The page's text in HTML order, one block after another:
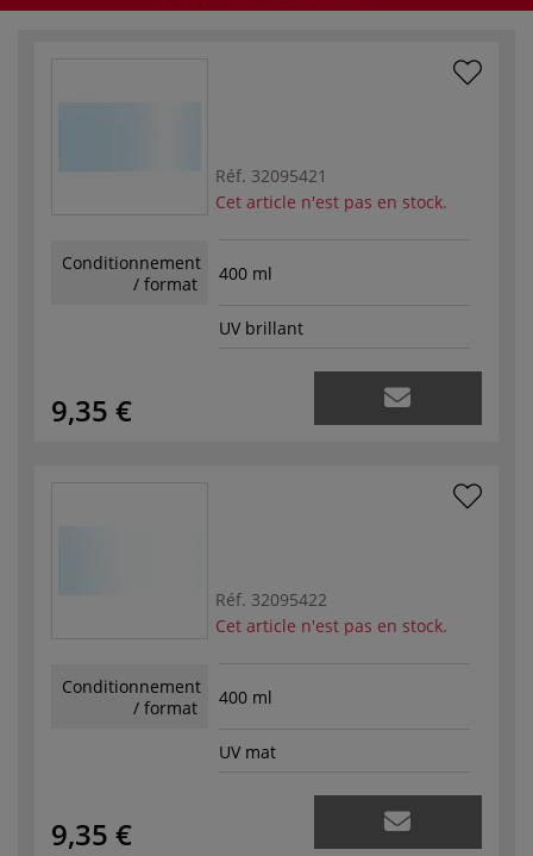
Réf. 32095421
Cet article n'est pas en stock.
Conditionnement
/ format
400 ml
UV brillant
9,35 €
Réf. 32095422
Cet article n'est pas en stock.
Conditionnement
/ format
400 ml
UV mat
9,35 €